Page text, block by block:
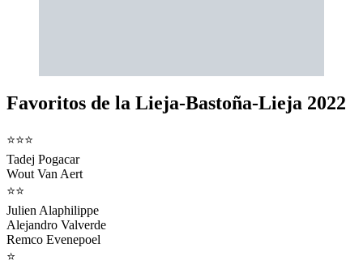
Favoritos de la Lieja-Bastoña-Lieja 2022
⭐⭐⭐
Tadej Pogacar
Wout Van Aert
⭐⭐
Julien Alaphilippe
Alejandro Valverde
Remco Evenepoel
⭐